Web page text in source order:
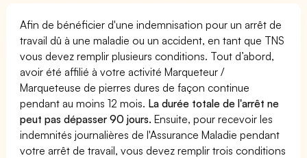
Afin de bénéficier d'une indemnisation pour un arrêt de
travail dû à une maladie ou un accident, en tant que TNS
vous devez remplir plusieurs conditions. Tout d’abord,
avoir été affilié à votre activité Marqueteur /
Marqueteuse de pierres dures de façon continue
pendant au moins 12 mois. La durée totale de l'arrêt ne
peut pas dépasser 90 jours. Ensuite, pour recevoir les
indemnités journalières de l'Assurance Maladie pendant
votre arrêt de travail, vous devez remplir trois conditions